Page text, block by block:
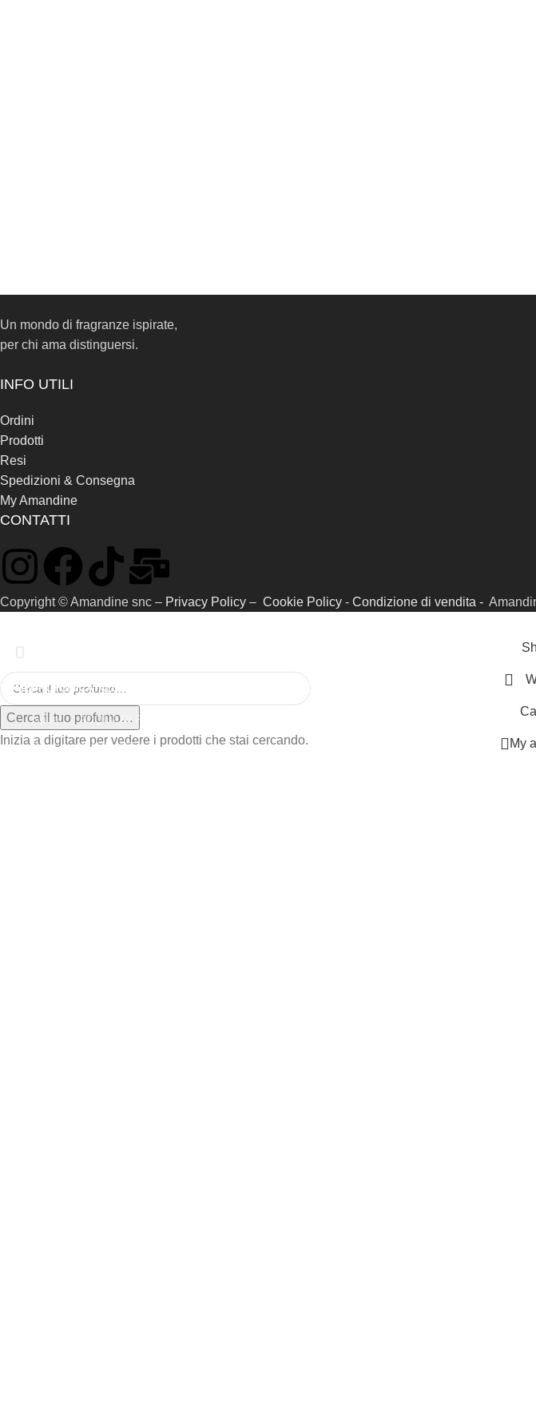
Un mondo di fragranze ispirate,
per chi ama distinguersi.
INFO UTILI
Ordini
Prodotti
Resi
Spedizioni & Consegna
My Amandine
CONTATTI
Copyright © Amandine snc – Privacy Policy – Cookie Policy - Condizione di vendita -
Cerca il tuo profumo…
Inizia a digitare per vedere i prodotti che stai cercando.
HOMEPROFUMI
Ispirati
Prive
CATALOGO RIFERIMENTI
ACQUA DI PARMA
AMOUAGE
GIFT CARD
My